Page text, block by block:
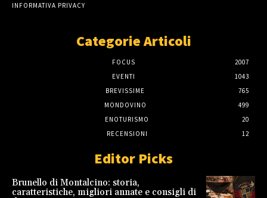
INFORMATIVA PRIVACY
Categorie Articoli
FOCUS
2007
EVENTI
1043
BREVISSIME
765
MONDOVINO
499
ENOTURISMO
20
RECENSIONI
12
Editor Picks
Brunello di Montalcino: storia,
caratteristiche, migliori annate e consigli di